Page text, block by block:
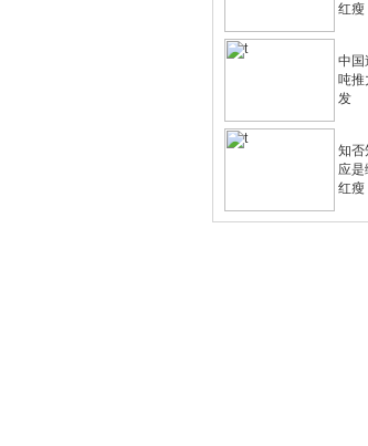
红瘦
中国
吨推
发
知否
应是
红瘦